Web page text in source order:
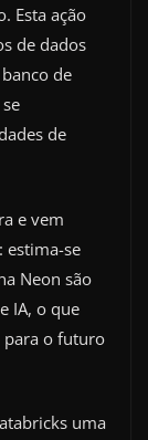
Esta ação
de dados
de
de
e vem
estima-se
Neon são
IA, o que
para o futuro
uma